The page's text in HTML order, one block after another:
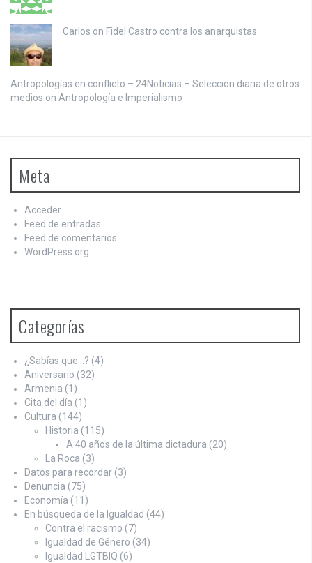
Carlos on Fidel Castro contra los anarquistas
Antropologías en conflicto – 24Noticias – Seleccion diaria de otros
medios on Antropología e Imperialismo
Meta
Acceder
Feed de entradas
Feed de comentarios
WordPress.org
Categorías
¿Sabías que…? (4)
Aniversario (32)
Armenia (1)
Cita del día (1)
Cultura (144)
Historia (115)
A 40 años de la última dictadura (20)
La Roca (3)
Datos para recordar (3)
Denuncia (75)
Economía (11)
En búsqueda de la Igualdad (44)
Contra el racismo (7)
Igualdad de Género (34)
Igualdad LGTBIQ (6)